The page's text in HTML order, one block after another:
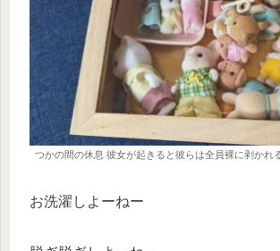
つかの間の休息 彼女が起きると彼らは全員裸に剥かれ
お洗濯しよーねー